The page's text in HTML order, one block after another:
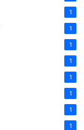
1
1
1
1
1
1
1
1